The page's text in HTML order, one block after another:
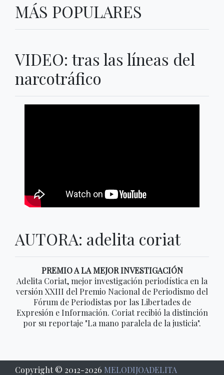
MÁS POPULARES
VIDEO: tras las líneas del
narcotráfico
AUTORA: adelita coriat
PREMIO A LA MEJOR INVESTIGACIÓN
Adelita Coriat, mejor investigación periodística en la
versión XXIII del Premio Nacional de Periodismo del
Fórum de Periodistas por las Libertades de
Expresión e Información. Coriat recibió la distinción
por su reportaje "La mano paralela de la justicia".
Copyright © 2012-2026 MELODIJOADELITA